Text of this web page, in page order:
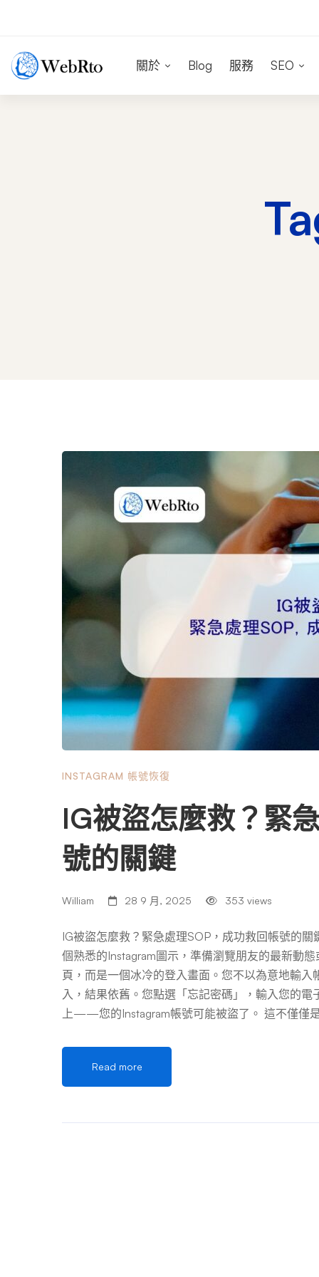
關於 Blog 服務 SEO
INSTAGRAM 帳號恢復
IG被盜怎麼救？緊
號的關鍵
William 28 9 月, 2025 353 views
IG被盜怎麼救？緊急處理SOP，成功救回帳號的
個熟悉的Instagram圖示，準備瀏覽朋友的最新動
頁，而是一個冰冷的登入畫面。您不以為意地輸
入，結果依舊。您點選「忘記密碼」，輸入您的
上——您的Instagram帳號可能被盜了。 這不僅僅
台。恐慌、憤怒、無助感瞬間湧上。請先深呼吸
急處理SOP（標準作業程序）將作為您的救生索
生命，冷靜是第二生命。 攻擊者正在與您賽跑，
Read more